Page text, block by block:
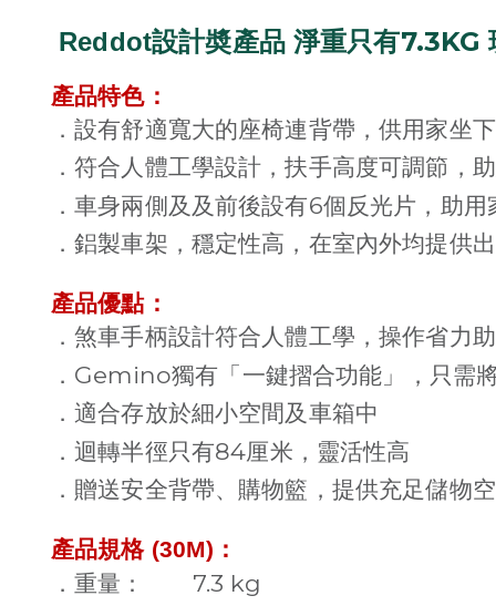
Reddot設計奬產品 淨重只有7.3KG
產品特色：
．設有舒適寬大的座椅連背帶，供用家坐
．符合人體工學設計，扶手高度可調節，
．車身兩側及及前後設有6個反光片，助用
．鋁製車架，穩定性高，在室內外均提供
產品優點：
．煞車手柄設計符合人體工學，操作省力
． Gemino獨有「一鍵摺合功能」，只需
．適合存放於細小空間及車箱中
．迴轉半徑只有84厘米，靈活性高
．贈送安全背帶、購物籃，提供充足儲物
產品規格 (30M)：
．重量：
7.3 kg